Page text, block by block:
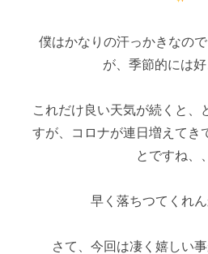
僕はかなりの汗っかきなの
が、季節的には
これだけ良い天気が続くと、
すが、コロナが連日増えてき
とですね、
早く落ちつてくれ
さて、今回は凄く嬉しい